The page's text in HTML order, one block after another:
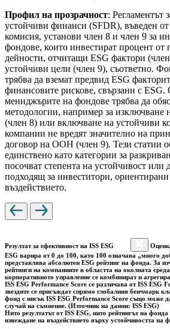
Профил на прозрачност: Регламентът
устойчиви финанси (SFDR), въведен
комисия, установи член 8 и член 9 за
фондове, които инвестират процент от
дейности, отчитащи ESG фактори
устойчиви цели (член 9), съответно.
трябва да вземат предвид ESG
финансовите рискове, свързани с ESG.
мениджърите на фондове трябва да
методологии, например за изключване
(член 8) или включване на устойчиви
компании не вредят значително на
договор на ООН (член 9). Тези статии
единствено като категории за
посочват степента на устойчивост или
подходящ за инвеститори,
въздействието.
Резултат за ефективност на ISS ESG
ESG варира от 0 до 100, като 100 означава „много
представлява абсолютен ESG рейтинг на фонда. За
рейтинги на компаниите в областта на околната
корпоративното управление се комбинират и
ISS ESG Performance Score се различава от ISS ESG
звездите се присъждат спрямо глобалния бенчмарк
фонд с нисък ISS ESG Performance Score също може
случай на съмнение. (Източник на данни: ISS ESG)
Нито резултатът от ISS ESG, нито рейтингът на фонда
извеждане на въздействието върху устойчивостта на